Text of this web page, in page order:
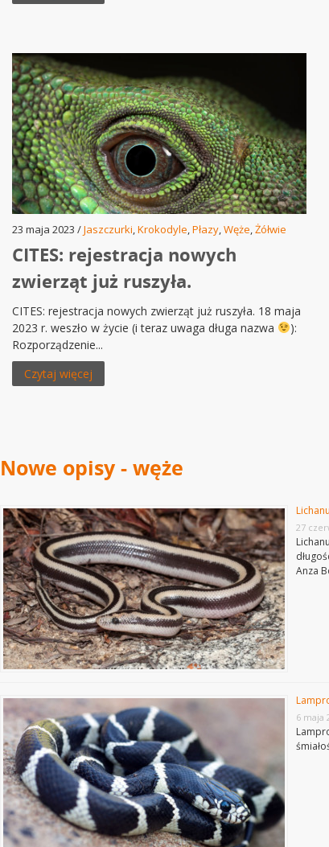
23 maja 2023 /Jaszczurki,Krokodyle,Płazy,Węże,Żółwie
CITES: rejestracja nowych
zwierząt już ruszyła.
CITES: rejestracja nowych zwierząt już ruszyła. 18 maja
2023 r. weszło w życie (i teraz uwaga długa nazwa
):
Rozporządzenie...
Czytaj więcej
Nowe opisy - węże
27
Anza
6 maja